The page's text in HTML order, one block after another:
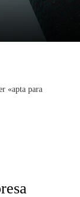
«apta para